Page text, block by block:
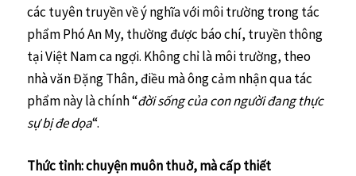
các tuyên truyền về ý nghĩa với môi trường trong tác
phẩm Phó An My, thường được báo chí, truyền thông
tại Việt Nam ca ngợi. Không chỉ là môi trường, theo
nhà văn Đặng Thân, điều mà ông cảm nhận qua tác
phẩm này là chính “đời sống của con người đang thực
sự bị đe dọa“.
Thức tỉnh: chuyện muôn thuở, mà cấp thiết